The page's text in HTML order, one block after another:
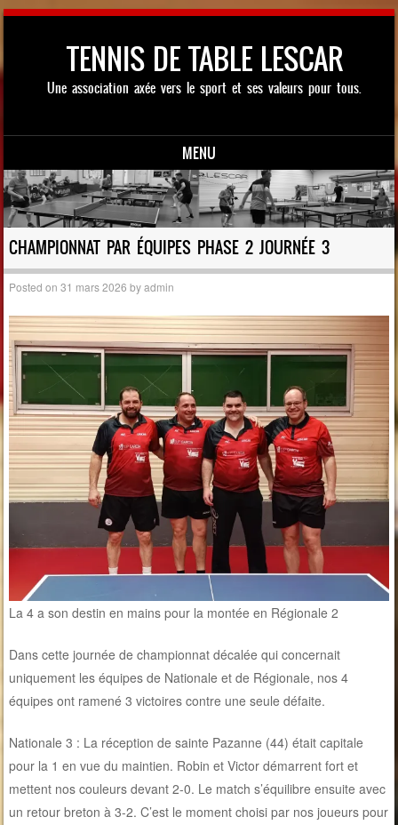
TENNIS DE TABLE LESCAR
Une association axée vers le sport et ses valeurs pour tous.
MENU
Skip to content
CHAMPIONNAT PAR ÉQUIPES PHASE 2 JOURNÉE 3
Posted on31 mars 2026 byadmin
La 4 a son destin en mains pour la montée en Régionale 2
Dans cette journée de championnat décalée qui concernait
uniquement les équipes de Nationale et de Régionale, nos 4
équipes ont ramené 3 victoires contre une seule défaite.
Nationale 3 : La réception de sainte Pazanne (44) était capitale
pour la 1 en vue du maintien. Robin et Victor démarrent fort et
mettent nos couleurs devant 2-0. Le match s’équilibre ensuite avec
un retour breton à 3-2. C’est le moment choisi par nos joueurs pour